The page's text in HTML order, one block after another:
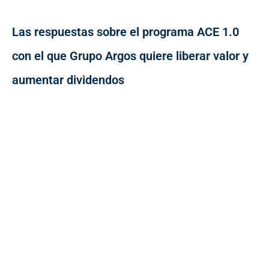
Las respuestas sobre el programa ACE 1.0
con el que Grupo Argos quiere liberar valor y
aumentar dividendos